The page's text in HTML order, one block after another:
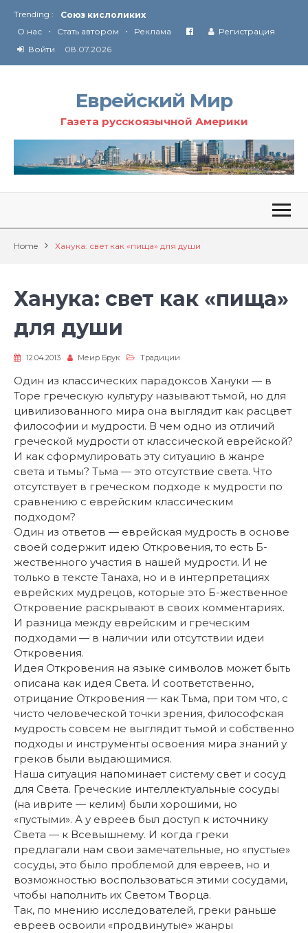
Trending :
Соглашение США с Ираном
Технология Революции в Иране
О нас • Стать автором • Реклама
Регистрация
Войти
08.07.2026
Еврейский Мир
Газета русскоязычной Америки
Home Ханука: свет как «пища» для души
Ханука: свет как «пища»
для души
12.04.2013 Меир Брук Традиции
Один из классических парадоксов Хануки — в
Торе греческую культуру называют тьмой, но для
цивилизованного мира она выглядит как расцвет
философии и мудрости. В чем одно из отличий
греческой мудрости от классической еврейской?
И как сформулировать эту ситуацию в жанре
света и тьмы? Тьма — это отсутствие света. Что
отсутствует в греческом подходе к мудрости по
сравнению с еврейским классическим
подходом?
Один из ответов — еврейская мудрость в основе
своей содержит идею Откровения, то есть Б-
жественного участия в нашей мудрости. И не
только в тексте Танаха, но и в интерпретациях
еврейских мудрецов, которые это Б-жественное
Откровение раскрывают в своих комментариях.
И разница между еврейским и греческим
подходами — в наличии или отсутствии идеи
Откровения.
Идея Откровения на языке символов может быть
описана как идея Света. И соответственно,
отрицание Откровения — как Тьма, при том что, с
чисто человеческой точки зрения, философская
мудрость совсем не выглядит тьмой и собственно
подходы и инструменты освоения мира знаний у
греков были выдающимися.
Наша ситуация напоминает систему свет и сосуд
для Света. Греческие интеллектуальные сосуды
(на иврите — келим) были хорошими, но
«пустыми». А у евреев был доступ к источнику
Света — к Всевышнему. И когда греки
предлагали нам свои замечательные, но «пустые»
сосуды, это было проблемой для евреев, но и
возможностью воспользоваться этими сосудами,
чтобы наполнить их Светом Творца.
Так, по мнению исследователей, греки раньше
евреев освоили «продвинутые» жанры